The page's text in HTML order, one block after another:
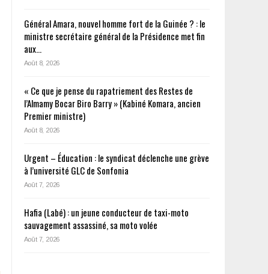
Général Amara, nouvel homme fort de la Guinée ? : le
ministre secrétaire général de la Présidence met fin
aux…
Août 8, 2026
« Ce que je pense du rapatriement des Restes de
l’Almamy Bocar Biro Barry » (Kabiné Komara, ancien
Premier ministre)
Août 8, 2026
Urgent – Éducation : le syndicat déclenche une grève
à l’université GLC de Sonfonia
Août 7, 2026
Hafia (Labé) : un jeune conducteur de taxi-moto
sauvagement assassiné, sa moto volée
Août 7, 2026